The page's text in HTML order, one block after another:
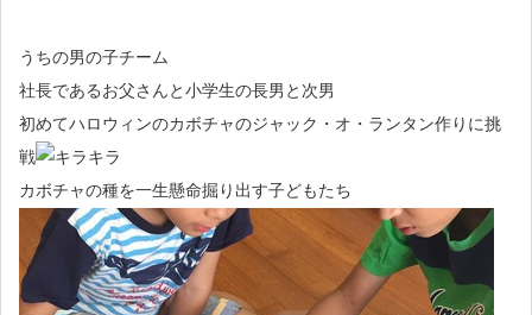
うちの男の子チーム
社長であるお父さんと小学生の長男と次男
初めてハロウィンのカボチャのジャック・オ・ランタン作りに挑
戦
カボチャの種を一生懸命掘り出す子どもたち